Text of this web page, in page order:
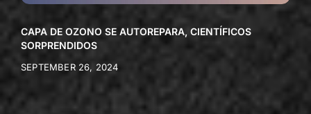
CAPA DE OZONO SE AUTOREPARA, CIENTÍFICOS
SORPRENDIDOS
SEPTEMBER 26, 2024